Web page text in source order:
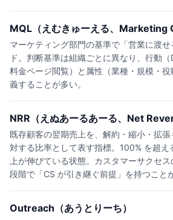
MQL（えむきゅーえる、Marketing
マーケティング部門の基準で「営業に渡
ド。判断基準は組織ごとに異なり、行動
料金ページ閲覧）と属性（業種・規模・
義することが多い。
NRR（えぬあーるあーる、Net
既存顧客の翌期売上を、解約・縮小・拡
対する比率として表す指標。100% を超え
上が伸びている状態。カスタマーサクセ
段階で「CS が引き継ぐ前提」を持つこと
Outreach（あうとりーち）